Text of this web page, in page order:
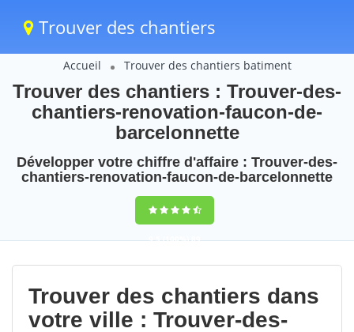
Trouver des chantiers
Accueil Trouver des chantiers batiment
Trouver des chantiers : Trouver-des-
chantiers-renovation-faucon-de-
barcelonnette
Développer votre chiffre d'affaire : Trouver-des-
chantiers-renovation-faucon-de-barcelonnette
9,5(100%)89
votes
Trouver des chantiers dans
votre ville : Trouver-des-